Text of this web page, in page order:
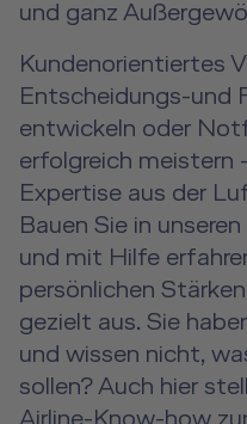
und ganz
Kundenorientiertes
Entscheidungs-und
entwickeln oder
erfolgreich meistern
Expertise aus der
Bauen Sie in
und mit Hilfe
persönlichen
gezielt aus. Sie
und wissen nicht,
sollen? Auch hier